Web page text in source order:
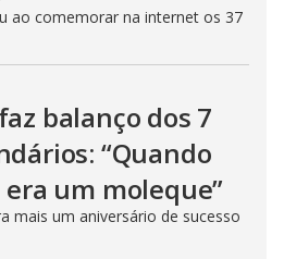
o
ao comemorar na internet os 37
balanço dos 7
“Quando
um moleque”
mais um aniversário de sucesso